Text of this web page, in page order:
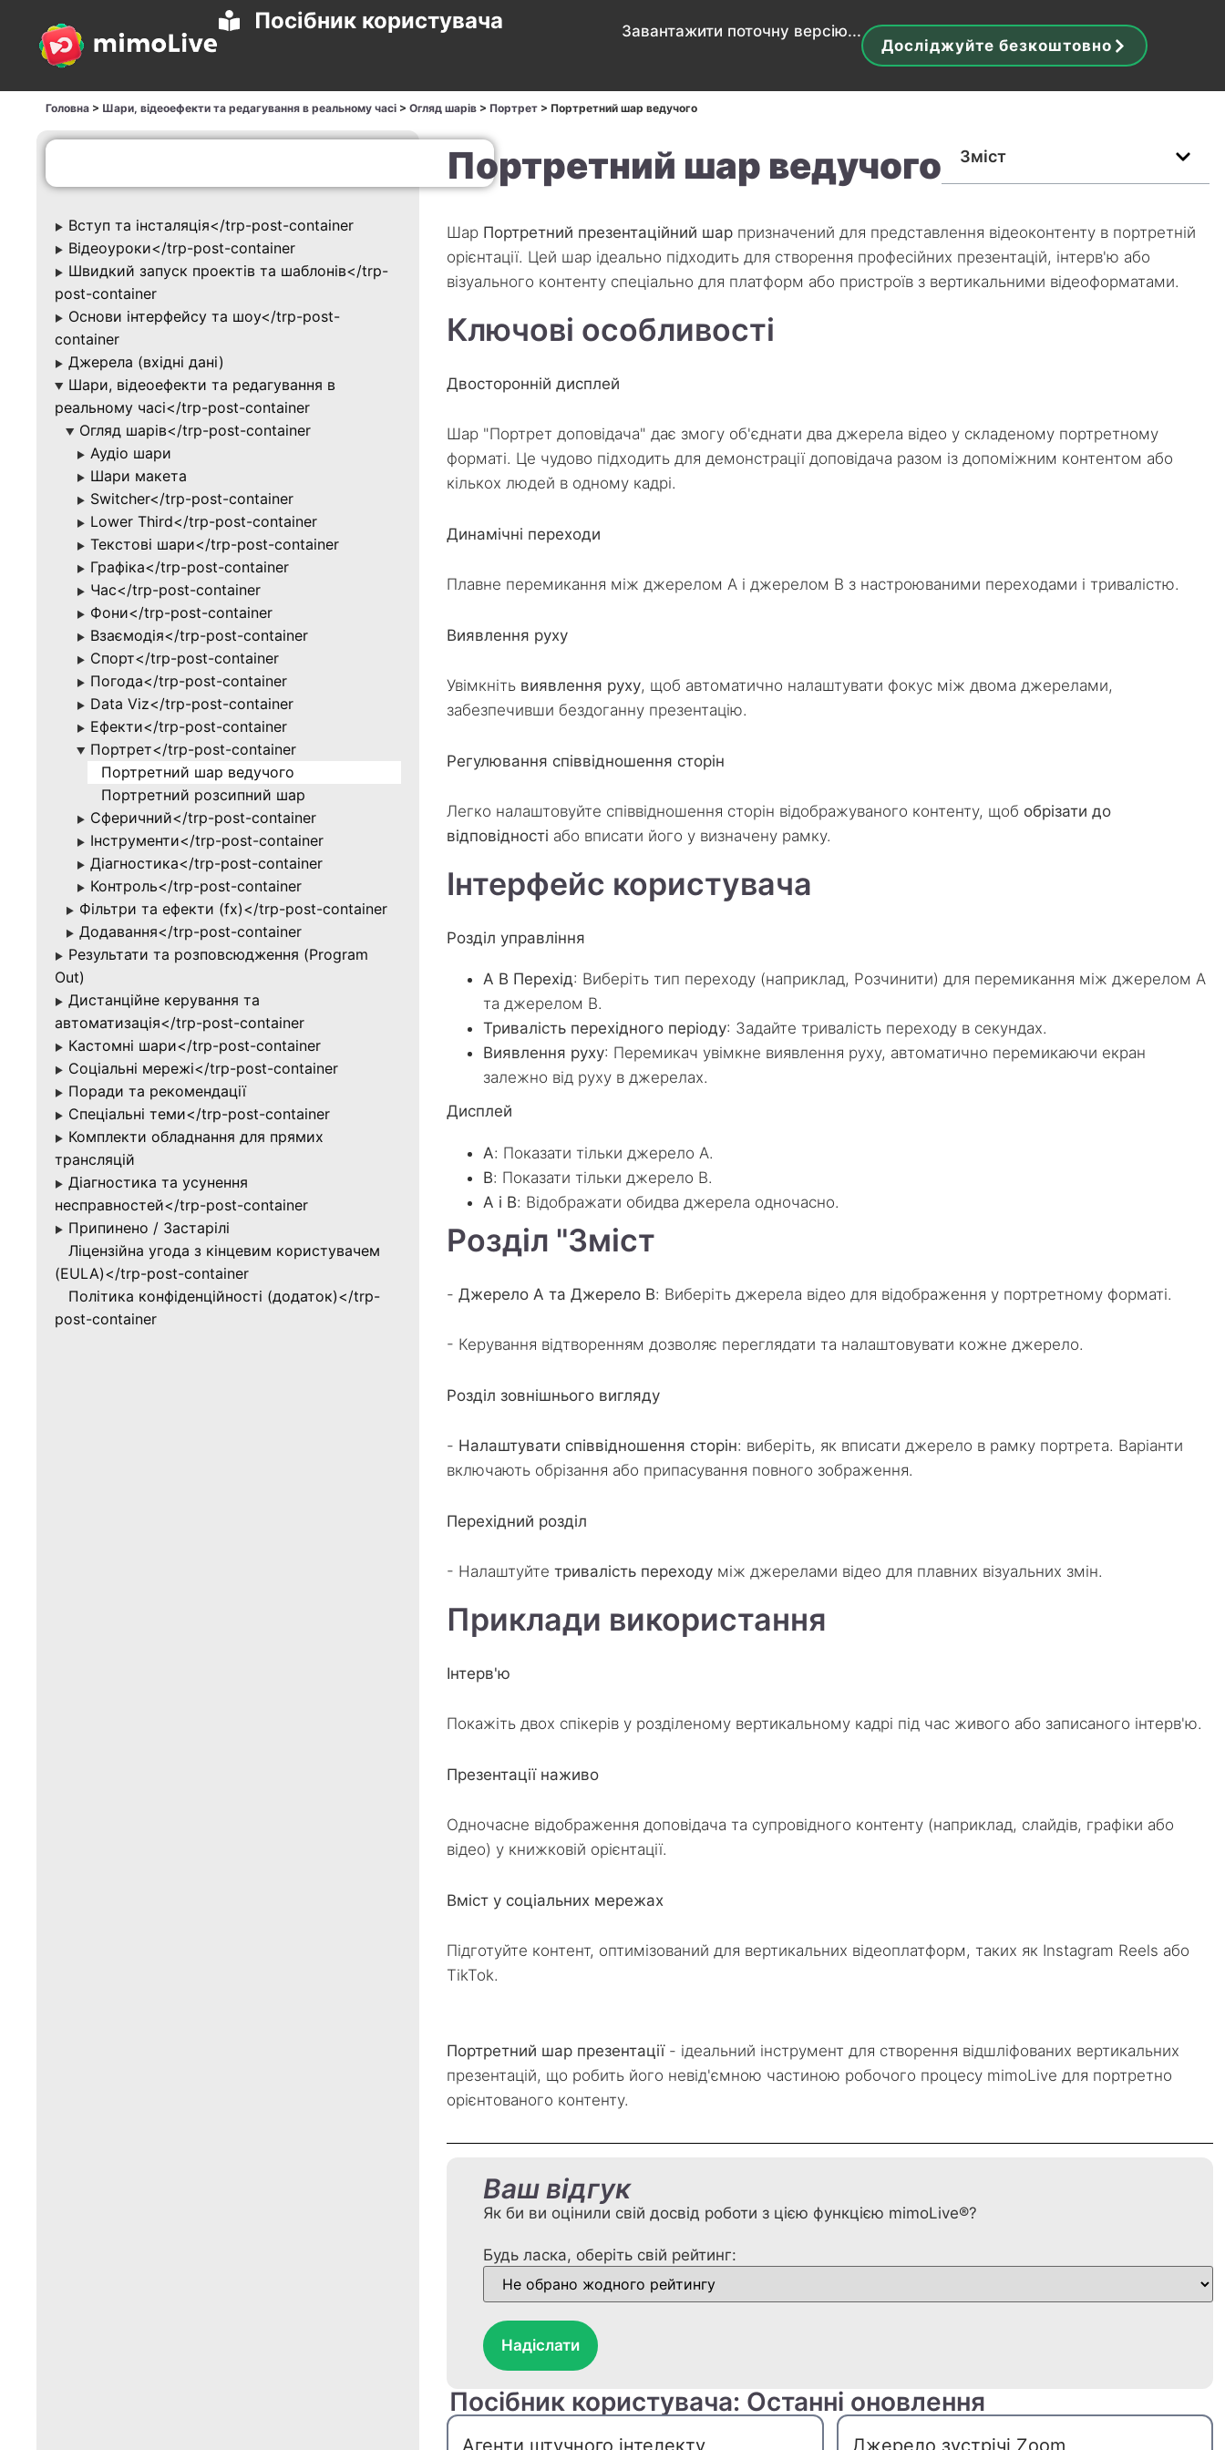
Посібник користувача
Завантажити поточну версію...
Досліджуйте безкоштовно
Головна > Шари, відеоефекти та редагування в реальному часі > Огляд шарів > Портрет > Портретний шар ведучого
▶ Вступ та інсталяція</trp-post-container
▶ Відеоуроки</trp-post-container
▶ Швидкий запуск проектів та шаблонів</trp-
post-container
▶ Основи інтерфейсу та шоу</trp-post-
container
▶ Джерела (вхідні дані)
▶
Шари, відеоефекти та редагування в
реальному часі</trp-post-container
▶ Огляд шарів</trp-post-container
▶ Аудіо шари
▶ Шари макета
▶ Switcher</trp-post-container
▶ Lower Third</trp-post-container
▶ Текстові шари</trp-post-container
▶ Графіка</trp-post-container
▶ Час</trp-post-container
▶ Фони</trp-post-container
▶ Взаємодія</trp-post-container
▶ Спорт</trp-post-container
▶ Погода</trp-post-container
▶ Data Viz</trp-post-container
▶ Ефекти</trp-post-container
▶
Портрет</trp-post-container
Портретний шар ведучого
Портретний розсипний шар
▶ Сферичний</trp-post-container
▶ Інструменти</trp-post-container
▶ Діагностика</trp-post-container
▶ Контроль</trp-post-container
▶ Фільтри та ефекти (fx)</trp-post-container
▶ Додавання</trp-post-container
▶ Результати та розповсюдження (Program
Out)
▶ Дистанційне керування та
автоматизація</trp-post-container
▶ Кастомні шари</trp-post-container
▶ Соціальні мережі</trp-post-container
▶ Поради та рекомендації
▶ Спеціальні теми</trp-post-container
▶ Комплекти обладнання для прямих
трансляцій
▶ Діагностика та усунення
несправностей</trp-post-container
▶ Припинено / Застарілі
Ліцензійна угода з кінцевим користувачем
(EULA)</trp-post-container
Політика конфіденційності (додаток)</trp-
post-container
Портретний шар ведучого Зміст
Шар Портретний презентаційний шар призначений для представлення відеоконтенту в портретній
орієнтації. Цей шар ідеально підходить для створення професійних презентацій, інтерв'ю або
візуального контенту спеціально для платформ або пристроїв з вертикальними відеоформатами.
Ключові особливості
Двосторонній дисплей
Шар "Портрет доповідача" дає змогу об'єднати два джерела відео у складеному портретному
форматі. Це чудово підходить для демонстрації доповідача разом із допоміжним контентом або
кількох людей в одному кадрі.
Динамічні переходи
Плавне перемикання між джерелом A і джерелом B з настроюваними переходами і тривалістю.
Виявлення руху
Увімкніть виявлення руху, щоб автоматично налаштувати фокус між двома джерелами,
забезпечивши бездоганну презентацію.
Регулювання співвідношення сторін
Легко налаштовуйте співвідношення сторін відображуваного контенту, щоб обрізати до
відповідності або вписати його у визначену рамку.
Інтерфейс користувача
Розділ управління
A B Перехід: Виберіть тип переходу (наприклад, Розчинити) для перемикання між джерелом A
та джерелом B.
Тривалість перехідного періоду: Задайте тривалість переходу в секундах.
Виявлення руху: Перемикач увімкне виявлення руху, автоматично перемикаючи екран
залежно від руху в джерелах.
Дисплей
A: Показати тільки джерело A.
B: Показати тільки джерело B.
A і B: Відображати обидва джерела одночасно.
Розділ "Зміст
- Джерело A та Джерело B: Виберіть джерела відео для відображення у портретному форматі.
- Керування відтворенням дозволяє переглядати та налаштовувати кожне джерело.
Розділ зовнішнього вигляду
- Налаштувати співвідношення сторін: виберіть, як вписати джерело в рамку портрета. Варіанти
включають обрізання або припасування повного зображення.
Перехідний розділ
- Налаштуйте тривалість переходу між джерелами відео для плавних візуальних змін.
Приклади використання
Інтерв'ю
Покажіть двох спікерів у розділеному вертикальному кадрі під час живого або записаного інтерв'ю.
Презентації наживо
Одночасне відображення доповідача та супровідного контенту (наприклад, слайдів, графіки або
відео) у книжковій орієнтації.
Вміст у соціальних мережах
Підготуйте контент, оптимізований для вертикальних відеоплатформ, таких як Instagram Reels або
TikTok.
Портретний шар презентації- ідеальний інструмент для створення відшліфованих вертикальних
презентацій, що робить його невід'ємною частиною робочого процесу mimoLive для портретно
орієнтованого контенту.
Ваш відгук
Як би ви оцінили свій досвід роботи з цією функцією mimoLive®?
Будь ласка, оберіть свій рейтинг:
Надіслати
Посібник користувача: Останні оновлення
Агенти штучного інтелекту Джерело зустрічі Zoom